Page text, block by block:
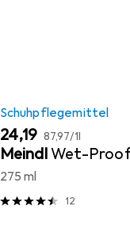
Schuhpflegemittel
EUR
24,19 EUR
87,97/1l
MeindlWet-
275 ml
12